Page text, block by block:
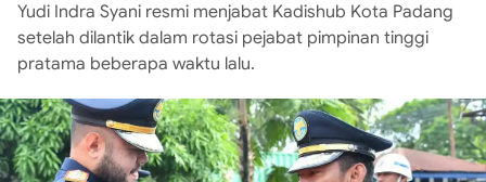
Yudi Indra Syani resmi menjabat Kadishub Kota Padang
setelah dilantik dalam rotasi pejabat pimpinan tinggi
pratama beberapa waktu lalu.